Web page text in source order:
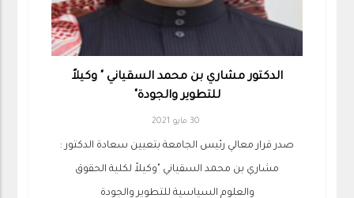
الدكتور مشاري بن محمد السقياني " وكيلاً
للتطوير والجودة"
30 مايو 2021
صدر قرار معالي رئيس الجامعة بتعيين سعادة الدكتور :
مشاري بن محمد السقياني "وكيلاً لكلية الحقوق
والعلوم السياسية للتطوير والجودة